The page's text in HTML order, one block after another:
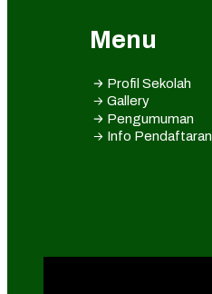
Menu
Profil Sekolah
Gallery
Pengumuman
Info Pendaftaran